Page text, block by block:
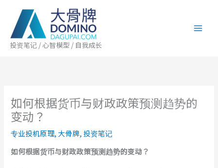
投资笔记 / 心智模型 / 自我成长
如何根据货币与财政政策预测趋势的
变动？
专业投机原理, 大骨牌,投资笔记
如何根据货币与财政政策预测趋势的变动？